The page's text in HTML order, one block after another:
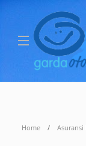
Home Asuransi